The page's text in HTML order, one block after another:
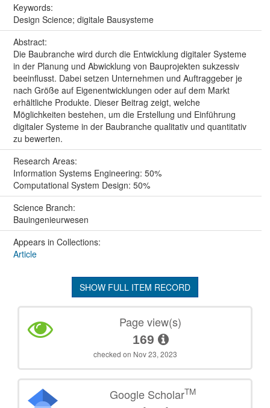
Keywords:
Design Science; digitale Bausysteme
Abstract:
Die Baubranche wird durch die Entwicklung digitaler Systeme
in der Planung und Abwicklung von Bauprojekten sukzessiv
beeinflusst. Dabei setzen Unternehmen und Auftraggeber je
nach Größe auf Eigenentwicklungen oder auf dem Markt
erhältliche Produkte. Dieser Beitrag zeigt, welche
Möglichkeiten bestehen, um die Erstellung und Einführung
digitaler Systeme in der Baubranche qualitativ und quantitativ
zu bewerten.
Research Areas:
Information Systems Engineering: 50%
Computational System Design: 50%
Science Branch:
Bauingenieurwesen
Appears in Collections:
Article
SHOW FULL ITEM RECORD
Page view(s)
169
checked on Nov 23, 2023
Google ScholarTM